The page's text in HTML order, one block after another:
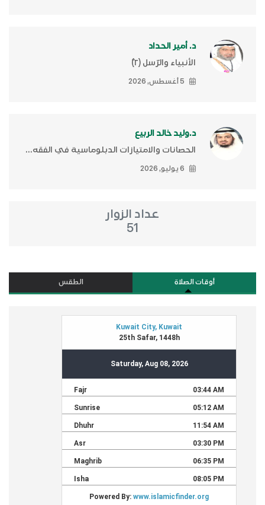
د. أمير الحداد
الأنبياء والرّسل (٢)ّ
5 أغسطس, 2026
د.وليد خالد الربيع
الحصانات والامتيازات الدبلوماسية في الفقه...
6 يوليو, 2026
عداد الزوار
51
أوقات الصلاة الطقس